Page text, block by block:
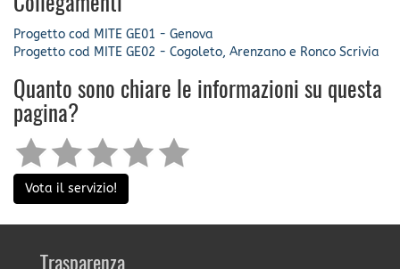
Collegamenti
Progetto cod MITE GE01 - Genova
Progetto cod MITE GE02 - Cogoleto, Arenzano e Ronco Scrivia
Quanto sono chiare le informazioni su questa
pagina?
Vota il servizio!
Trasparenza